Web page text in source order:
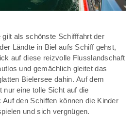
gilt als schönste Schifffahrt der
Ländte in Biel aufs Schiff gehst,
auf diese reizvolle Flusslandschaft
und gemächlich gleitet das
Bielersee dahin. Auf dem
nur eine tolle Sicht auf die
den Schiffen können die Kinder
und sich vergnügen.